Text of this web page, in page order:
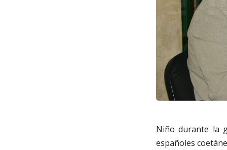
Niño durante la
españoles